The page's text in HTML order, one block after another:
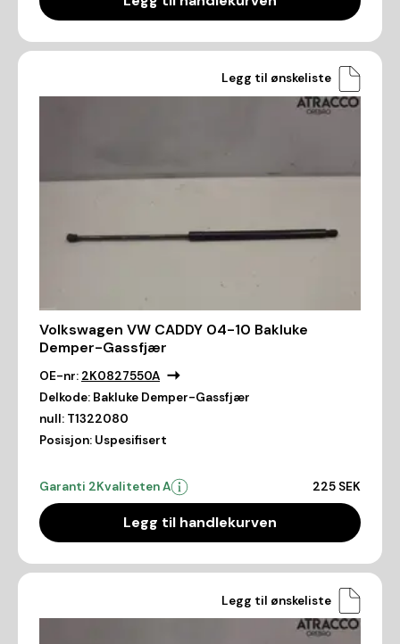
Legg til ønskeliste
Volkswagen VW CADDY 04-10 Bakluke
Demper-Gassfjær
OE-nr: 2K0827550A
Delkode: Bakluke Demper-Gassfjær
null: T1322080
Posisjon: Uspesifisert
Garanti 2Kvaliteten A 225 SEK
Legg til handlekurven
Legg til ønskeliste